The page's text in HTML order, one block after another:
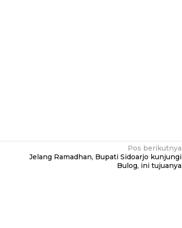
Pos berikutnya
Jelang Ramadhan, Bupati Sidoarjo kunjungi
Bulog, ini tujuanya